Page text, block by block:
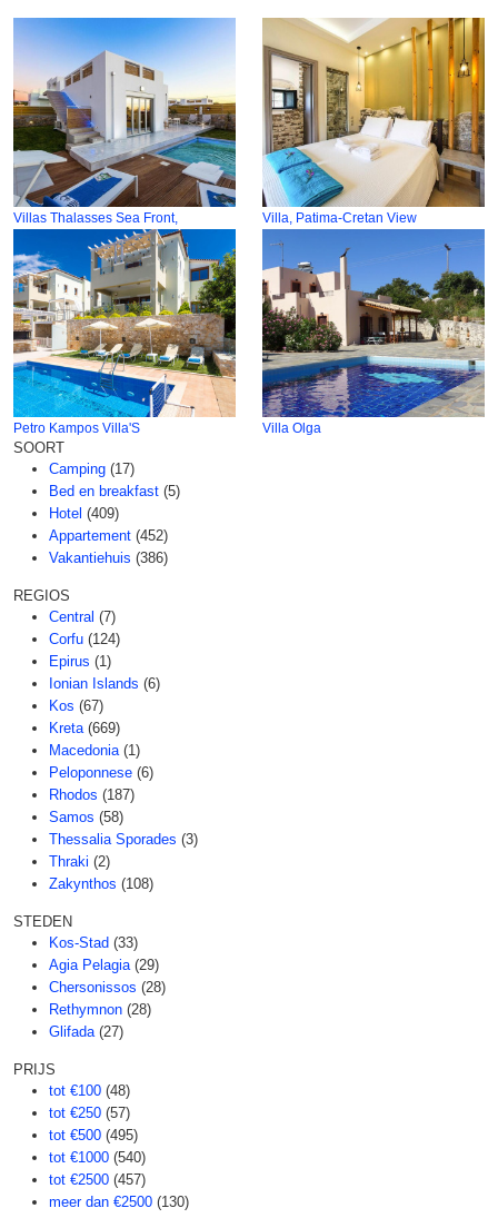
Villas Thalasses Sea Front, Villa, Patima-Cretan View
Petro Kampos Villa'S Villa Olga
SOORT
Camping (17)
Bed en breakfast (5)
Hotel (409)
Appartement (452)
Vakantiehuis (386)
REGIOS
Central (7)
Corfu (124)
Epirus (1)
Ionian Islands (6)
Kos (67)
Kreta (669)
Macedonia (1)
Peloponnese (6)
Rhodos (187)
Samos (58)
Thessalia Sporades (3)
Thraki (2)
Zakynthos (108)
STEDEN
Kos-Stad (33)
Agia Pelagia (29)
Chersonissos (28)
Rethymnon (28)
Glifada (27)
PRIJS
tot €100 (48)
tot €250 (57)
tot €500 (495)
tot €1000 (540)
tot €2500 (457)
meer dan €2500 (130)